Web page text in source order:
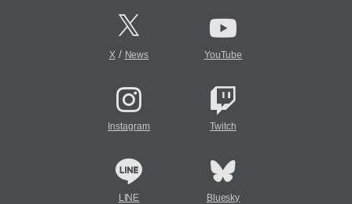
X/ News YouTube
Instagram Twitch
LINE Bluesky